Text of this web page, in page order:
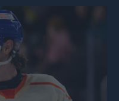
spela hockey